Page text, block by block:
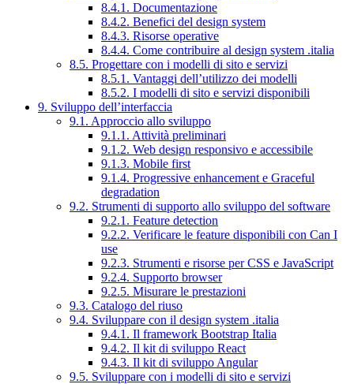
8.4.1. Documentazione
8.4.2. Benefici del design system
8.4.3. Risorse operative
8.4.4. Come contribuire al design system .italia
8.5. Progettare con i modelli di sito e servizi
8.5.1. Vantaggi dell’utilizzo dei modelli
8.5.2. I modelli di sito e servizi disponibili
9. Sviluppo dell’interfaccia
9.1. Approccio allo sviluppo
9.1.1. Attività preliminari
9.1.2. Web design responsivo e accessibile
9.1.3. Mobile first
9.1.4. Progressive enhancement e Graceful
degradation
9.2. Strumenti di supporto allo sviluppo del software
9.2.1. Feature detection
9.2.2. Verificare le feature disponibili con Can I
use
9.2.3. Strumenti e risorse per CSS e JavaScript
9.2.4. Supporto browser
9.2.5. Misurare le prestazioni
9.3. Catalogo del riuso
9.4. Sviluppare con il design system .italia
9.4.1. Il framework Bootstrap Italia
9.4.2. Il kit di sviluppo React
9.4.3. Il kit di sviluppo Angular
9.5. Sviluppare con i modelli di sito e servizi